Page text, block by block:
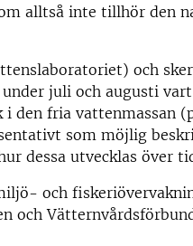
alltså inte tillhör den
och
juli och augusti
den fria vattenmassan
som möjlig
dessa utvecklas över
och
och